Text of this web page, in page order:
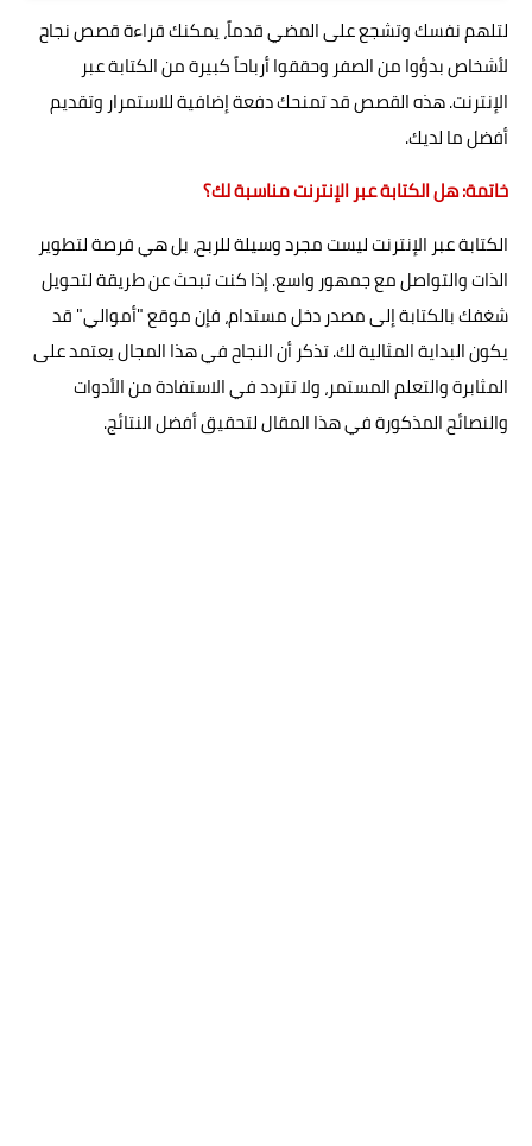
لتلهم نفسك وتشجع على المضي قدماً، يمكنك قراءة قصص نجاح
لأشخاص بدؤوا من الصفر وحققوا أرباحاً كبيرة من الكتابة عبر
الإنترنت. هذه القصص قد تمنحك دفعة إضافية للاستمرار وتقديم
أفضل ما لديك.
خاتمة: هل الكتابة عبر الإنترنت مناسبة لك؟
الكتابة عبر الإنترنت ليست مجرد وسيلة للربح، بل هي فرصة لتطوير
الذات والتواصل مع جمهور واسع. إذا كنت تبحث عن طريقة لتحويل
شغفك بالكتابة إلى مصدر دخل مستدام، فإن موقع "أموالي" قد
يكون البداية المثالية لك. تذكر أن النجاح في هذا المجال يعتمد على
المثابرة والتعلم المستمر، ولا تتردد في الاستفادة من الأدوات
والنصائح المذكورة في هذا المقال لتحقيق أفضل النتائج.